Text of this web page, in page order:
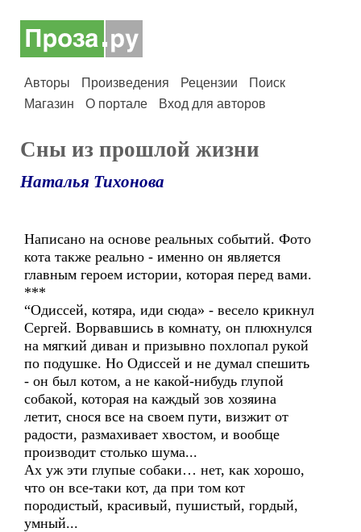
Авторы Произведения Рецензии
Поиск
Магазин
О портале Вход для авторов
Сны из прошлой жизни
Наталья Тихонова
Написано на основе реальных событий. Фото
кота также реально - именно он является
главным героем истории, которая перед вами.
***
“Одиссей, котяра, иди сюда» - весело крикнул
Сергей. Ворвавшись в комнату, он плюхнулся
на мягкий диван и призывно похлопал рукой
по подушке. Но Одиссей и не думал спешить
- он был котом, а не какой-нибудь глупой
собакой, которая на каждый зов хозяина
летит, снося все на своем пути, визжит от
радости, размахивает хвостом, и вообще
производит столько шума...
Ах уж эти глупые собаки… нет, как хорошо,
что он все-таки кот, да при том кот
породистый, красивый, пушистый, гордый,
умный...